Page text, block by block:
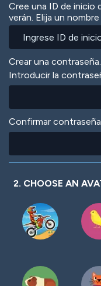
Cree una ID de inicio
verán. Elija un
Crear una
Introducir la
Confirmar contraseña
2. CHOOSE AN